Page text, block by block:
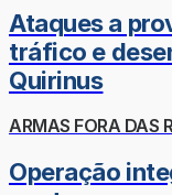
Ataques a
tráfico e
Quirinus
ARMAS FORA DAS
Operação